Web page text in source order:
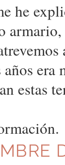
he
años
estas